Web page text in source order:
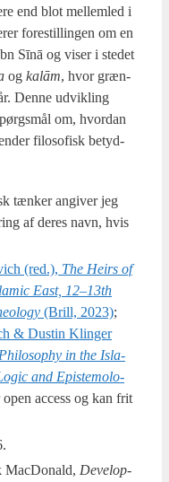
end blot mel­lem­led i
fore­stil­lin­gen om en
Sīnā og viser i ste­det
og kalām, hvor græn­
Den­ne udvik­ling
om, hvor­dan
filo­so­fisk betyd­
tæn­ker angi­ver jeg
af deres navn, hvis
(red.), The Heirs of
East, 12–13th
(Brill, 2023);
& Dustin Klin­ger
in the Isla­
and Epi­ste­mo­lo­
access og kan frit
Mac­Do­nald, Deve­l­op­